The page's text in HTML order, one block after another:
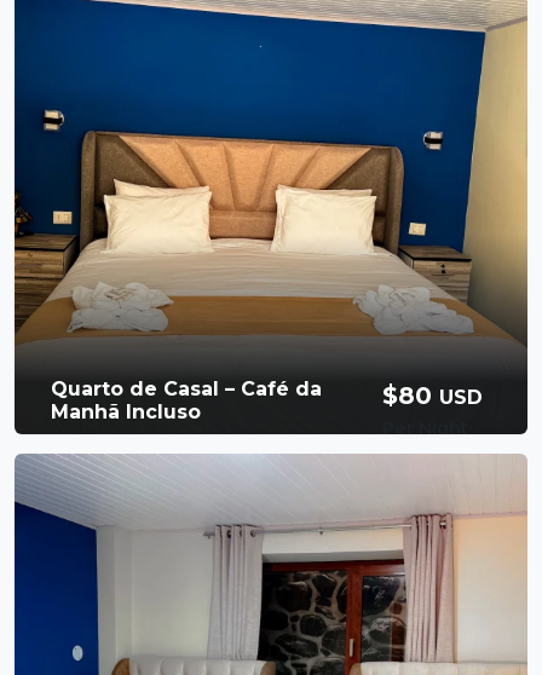
Nosso confortável quarto triplo é ideal para
famílias ou pequenos grupos. Ele tem um
solteiro, projetadas para garantir u
3 camas
Free Wi-Fi
Chuveiro quente
Café da manhã
incluso
Booking Now
Quarto de Casal – Café da
Manhã Incluso
$80 USD
Desfrute de uma estadia romântica e
aconchegante em nosso quarto duplo,
perfeito para casais ou viajantes que
apreciam conforto e espaço extra romântica
e confortável em nosso quarto duplo. É ideal
pa
King Size
Banheiro privativo
Chuveiro quente